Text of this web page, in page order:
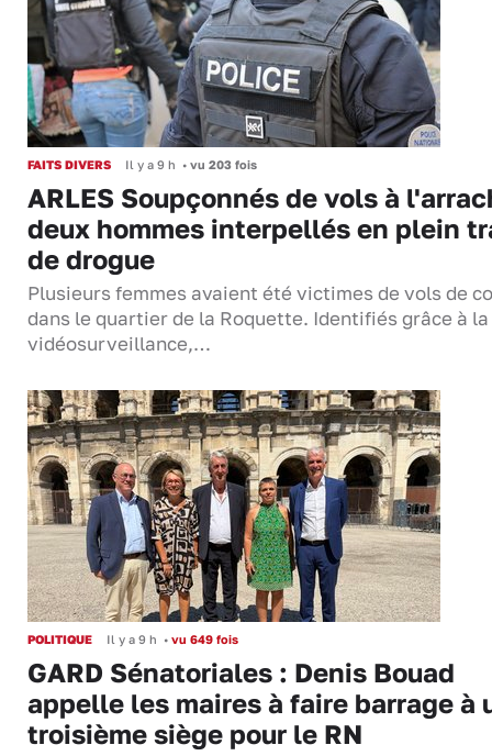
FAITS DIVERS Il y a 9 h • vu 203 fois
ARLES Soupçonnés de vols à
deux hommes interpellés en plein
de drogue
Plusieurs femmes avaient été victimes de vols de
dans le quartier de la Roquette. Identifiés grâce à la
vidéosurveillance,…
POLITIQUE Il y a 9 h • vu 649 fois
GARD Sénatoriales : Denis Bouad
appelle les maires à faire barrage à
troisième siège pour le RN